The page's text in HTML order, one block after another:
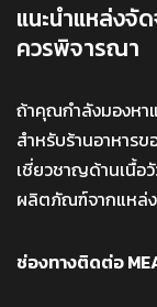
แนะนำแหล่งจั
ควรพิจารณา
ถ้าคุณกำลังมองหา
สำหรับร้านอาหาร
เชี่ยวชาญด้านเนื้อ
ผลิตภัณฑ์จากแหล่ง
ช่องทางติดต่อ